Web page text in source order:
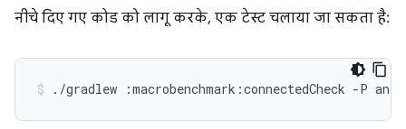
नीचे दिए गए कोड को लागू करके, एक टेस्ट चलाया जा सकता है:
./gradlew :macrobenchmark:connectedCheck -P